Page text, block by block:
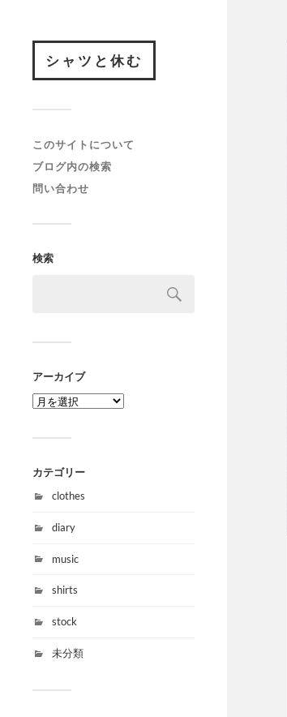
シャツと休む
このサイトについて
ブログ内の検索
問い合わせ
検索
アーカイブ
カテゴリー
clothes
diary
music
shirts
stock
未分類